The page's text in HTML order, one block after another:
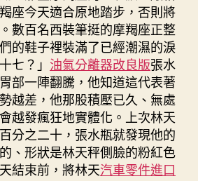
座今天適合原地踏步，否則將
數百名西裝筆挺的摩羯座正整
的鞋子裡裝滿了已經潮濕的淚
七？」 油氣分離器改良版張水
部一陣翻騰，他知道這代表著
越差，他那股積壓已久、無處
越發瘋狂地實體化。上次林天
分之二十，張水瓶就發現他的
、形狀是林天秤側臉的粉紅色
結束前，將林天汽車零件進口